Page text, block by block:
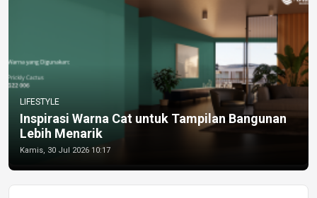
LIFESTYLE
Inspirasi Warna Cat untuk Tampilan Bangunan
Lebih Menarik
Kamis, 30 Jul 2026 10:17